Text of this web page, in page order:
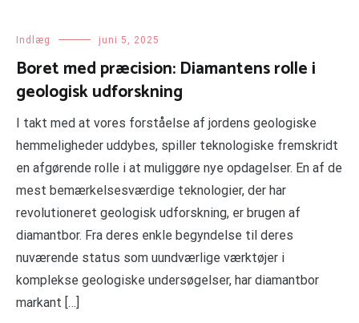
Indlæg juni 5, 2025
Boret med præcision: Diamantens rolle i
geologisk udforskning
I takt med at vores forståelse af jordens geologiske
hemmeligheder uddybes, spiller teknologiske fremskridt
en afgørende rolle i at muliggøre nye opdagelser. En af de
mest bemærkelsesværdige teknologier, der har
revolutioneret geologisk udforskning, er brugen af
diamantbor. Fra deres enkle begyndelse til deres
nuværende status som uundværlige værktøjer i
komplekse geologiske undersøgelser, har diamantbor
markant […]